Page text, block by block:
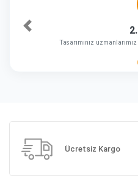
Tasarımınız
Önceki
Ücretsiz Kargo